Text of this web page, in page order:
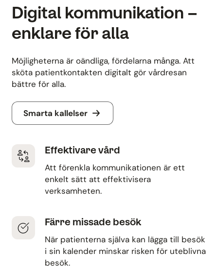
Digital kommunikation –
enklare för alla
Möjligheterna är oändliga, fördelarna många. Att
sköta patientkontakten digitalt gör vårdresan
bättre för alla.
Smarta kallelser
Effektivare vård
Att förenkla kommunikationen är ett
enkelt sätt att effektivisera
verksamheten.
Färre missade besök
När patienterna själva kan lägga till besök
i sin kalender minskar risken för uteblivna
besök.